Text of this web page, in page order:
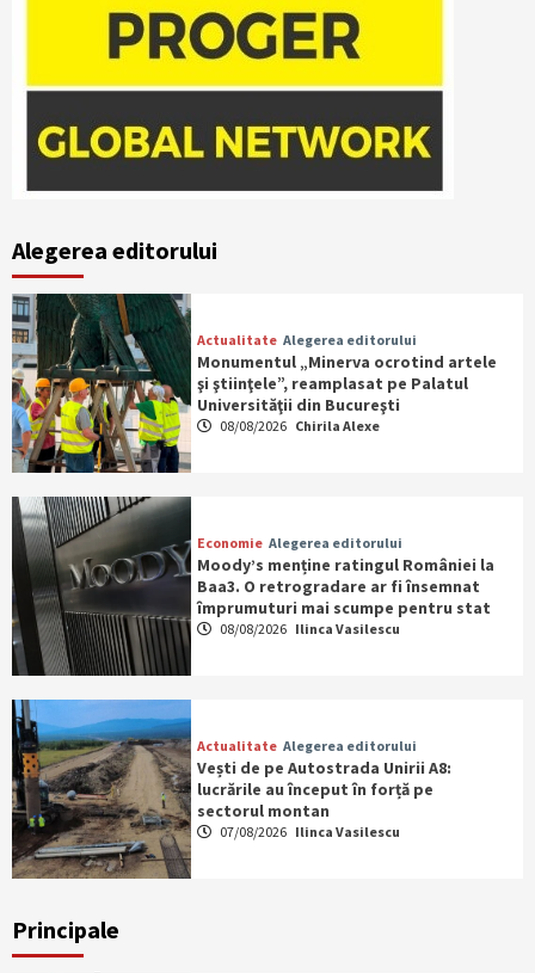
Alegerea editorului
Actualitate Alegerea editorului
Monumentul „Minerva ocrotind artele
şi ştiinţele”, reamplasat pe Palatul
Universităţii din Bucureşti
08/08/2026 Chirila Alexe
Economie Alegerea editorului
Moody’s menține ratingul României la
Baa3. O retrogradare ar fi însemnat
împrumuturi mai scumpe pentru stat
08/08/2026 Ilinca Vasilescu
Actualitate Alegerea editorului
Vești de pe Autostrada Unirii A8:
lucrările au început în forță pe
sectorul montan
07/08/2026 Ilinca Vasilescu
Principale